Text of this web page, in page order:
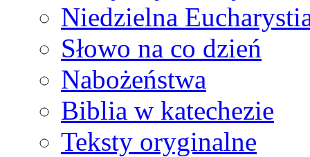
Niedzielna
Słowo na co dzień
Nabożeństwa
Biblia w katechezie
Teksty oryginalne